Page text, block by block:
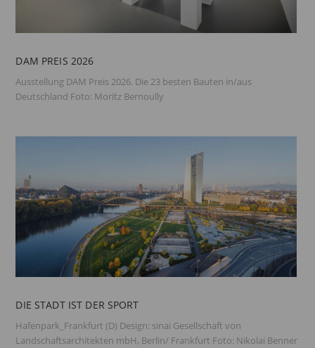
DAM PREIS 2026
Ausstellung DAM Preis 2026. Die 23 besten Bauten in/aus
Deutschland Foto: Moritz Bernoully
DIE STADT IST DER SPORT
Hafenpark_Frankfurt (D) Design: sinai Gesellschaft von
Landschaftsarchitekten mbH, Berlin/ Frankfurt Foto: Nikolai Benner